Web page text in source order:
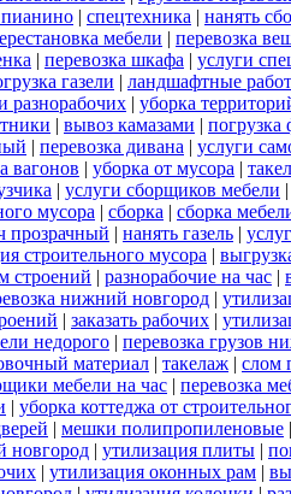
пианино | спецтехника | нанять
мебели | перевозка
| перевозка шкафа | услуги
газели | ландшафтные
разнорабочих | уборка
| вывоз камазами | погрузка
| перевозка дивана | услуги
вагонов | уборка от мусора |
| услуги сборщиков мебели
мусора | сборка | сборка
прозрачный | нанять газель |
строительного мусора |
строений | разнорабочие на час |
нижний новгород |
| заказать рабочих |
недорого | перевозка грузов
материал | такелаж | слом
мебели на час | перевозка
| уборка коттеджа от
| мешки полипропиленовые
новгород | утилизация плиты |
| утилизация оконных рам |